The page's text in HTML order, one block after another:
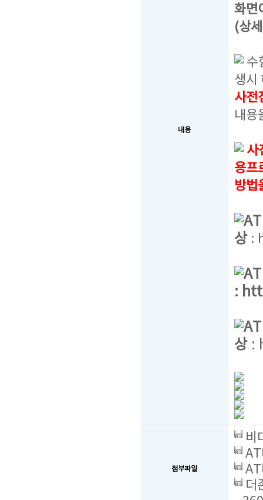
내용
화면
(상
수
생시
사전
내용
사
용프
방법
상 :
:
상 :
첨부파일
비
더